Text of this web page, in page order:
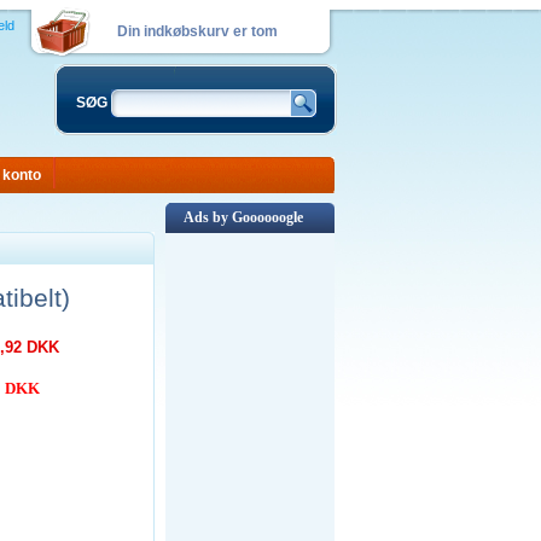
Din indkøbskurv er tom
SØG
konto
DKK
DKK
Ads by Goooooogle